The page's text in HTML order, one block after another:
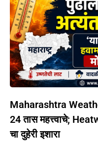
Maharashtra
24 तास महत्त्वाचे;
चा दुहेरी इशारा